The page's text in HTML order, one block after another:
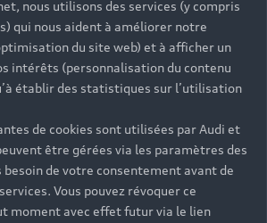
nous utilisons des services (y compris
qui nous aident à améliorer notre
du site web) et à afficher un
intérêts (personnalisation du contenu
établir des statistiques sur l’utilisation
de cookies sont utilisées par Audi et
être gérées via les paramètres des
besoin de votre consentement avant de
Vous pouvez révoquer ce
moment avec effet futur via le lien